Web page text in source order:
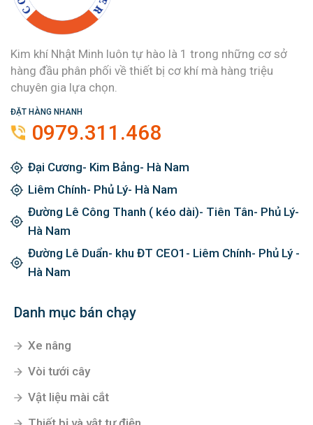
Kim khí Nhật Minh luôn tự hào là 1 trong những cơ sở
hàng đầu phân phối về thiết bị cơ khí mà hàng triệu
chuyên gia lựa chọn.
ĐẶT HÀNG NHANH
0979.311.468
Đại Cương- Kim Bảng- Hà Nam
Liêm Chính- Phủ Lý- Hà Nam
Đường Lê Công Thanh ( kéo dài)- Tiên Tân- Phủ Lý-
Hà Nam
Đường Lê Duẩn- khu ĐT CEO1- Liêm Chính- Phủ Lý -
Hà Nam
Danh mục bán chạy
Xe nâng
Vòi tưới cây
Vật liệu mài cắt